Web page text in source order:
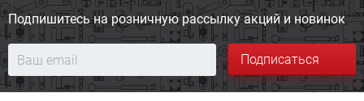
Подпишитесь на розничную рассылку акций и новинок
Подписаться